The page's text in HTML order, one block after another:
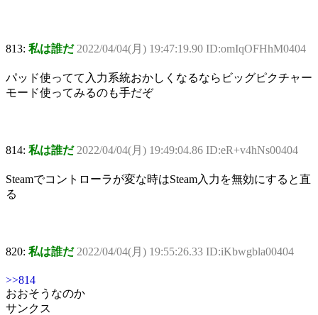
813: 私は誰だ 2022/04/04(月) 19:47:19.90 ID:omIqOFHhM0404
パッド使ってて入力系統おかしくなるならビッグピクチャー
モード使ってみるのも手だぞ
814: 私は誰だ 2022/04/04(月) 19:49:04.86 ID:eR+v4hNs00404
Steamでコントローラが変な時はSteam入力を無効にすると直
る
820: 私は誰だ 2022/04/04(月) 19:55:26.33 ID:iKbwgbla00404
>>814
おおそうなのか
サンクス